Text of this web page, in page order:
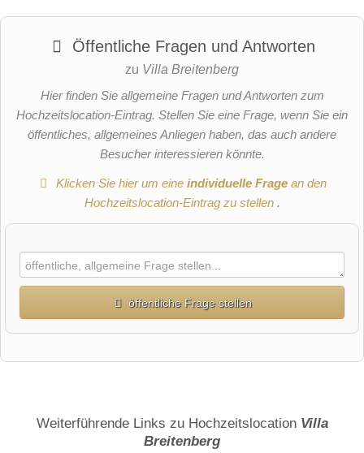
Öffentliche Fragen und Antworten
zu Villa Breitenberg
Hier finden Sie allgemeine Fragen und Antworten zum
Hochzeitslocation-Eintrag. Stellen Sie eine Frage, wenn Sie ein
öffentliches, allgemeines Anliegen haben, das auch andere
Besucher interessieren könnte.
Klicken Sie hier um eineindividuelle Frage an den
Hochzeitslocation-Eintrag zu stellen .
öffentliche Frage stellen
Weiterführende Links zu Hochzeitslocation Villa
Breitenberg